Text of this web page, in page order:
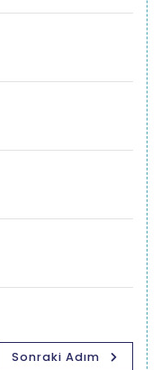
Sonraki Adım